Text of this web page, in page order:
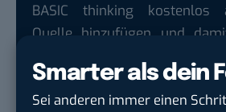
Smarter als dein
Sei anderen immer einen
BASIC thinking kostenlos
Quelle hinzufügen und
Tech-Journalismus
Hier basicthinking.de